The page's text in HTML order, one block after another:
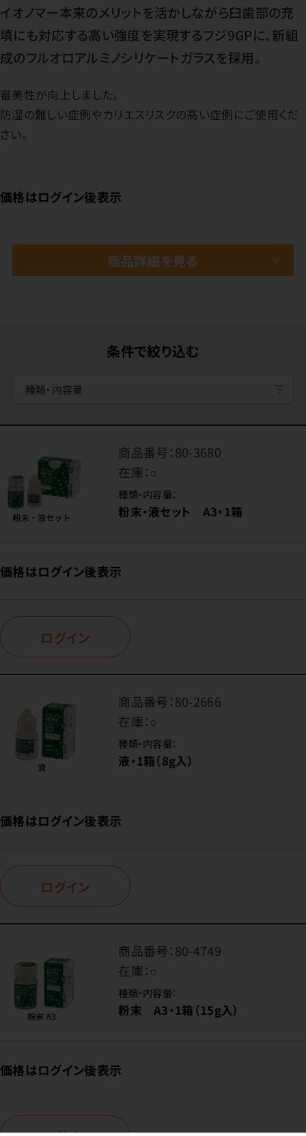
イオノマー本来のメリットを活かしながら臼歯部の充
填にも対応する高い強度を実現するフジ9GPに、新組
成のフルオロアルミノシリケートガラスを採用。
審美性が向上しました。
防湿の難しい症例やカリエスリスクの高い症例にご使用くだ
さい。
価格はログイン後表示
商品詳細を見る
条件で絞り込む
種類・内容量
商品番号：80-3680
在庫：○
種類・内容量：
粉末・液セット A3・1箱
価格はログイン後表示
ログイン
商品番号：80-2666
在庫：○
種類・内容量：
液・1箱（8g入）
価格はログイン後表示
ログイン
商品番号：80-4749
在庫：○
種類・内容量：
粉末 A3・1箱（15g入）
価格はログイン後表示